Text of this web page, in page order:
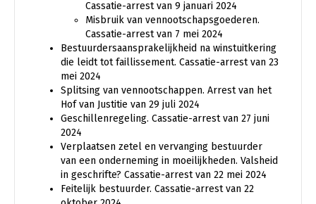
Cassatie-arrest van 9 januari 2024
Misbruik van vennootschapsgoederen.
Cassatie-arrest van 7 mei 2024
Bestuurdersaansprakelijkheid na winstuitkering
die leidt tot faillissement. Cassatie-arrest van 23
mei 2024
Splitsing van vennootschappen. Arrest van het
Hof van Justitie van 29 juli 2024
Geschillenregeling. Cassatie-arrest van 27 juni
2024
Verplaatsen zetel en vervanging bestuurder
van een onderneming in moeilijkheden. Valsheid
in geschrifte? Cassatie-arrest van 22 mei 2024
Feitelijk bestuurder. Cassatie-arrest van 22